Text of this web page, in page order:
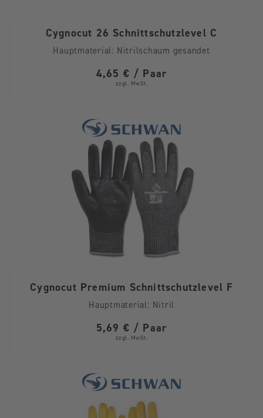
Cygnocut 26 Schnittschutzlevel C
Hauptmaterial: Nitrilschaum gesandet
4,65 € / Paar
zzgl. MwSt.
Cygnocut Premium Schnittschutzlevel F
Hauptmaterial: Nitril
5,69 € / Paar
zzgl. MwSt.